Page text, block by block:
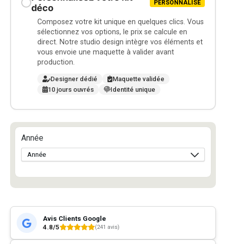
déco
PERSONNALISÉ
Composez votre kit unique en quelques clics. Vous
sélectionnez vos options, le prix se calcule en
direct. Notre studio design intègre vos éléments et
vous envoie une maquette à valider avant
production.
Designer dédié
Maquette validée
10 jours ouvrés
Identité unique
Année
Avis Clients Google
4.8/5
(241 avis)